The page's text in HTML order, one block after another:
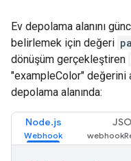
Ev depolama alanını
belirlemek için değeri
dönüşüm gerçekleştiren
"exampleColor" değerini
depolama alanında:
Node.js